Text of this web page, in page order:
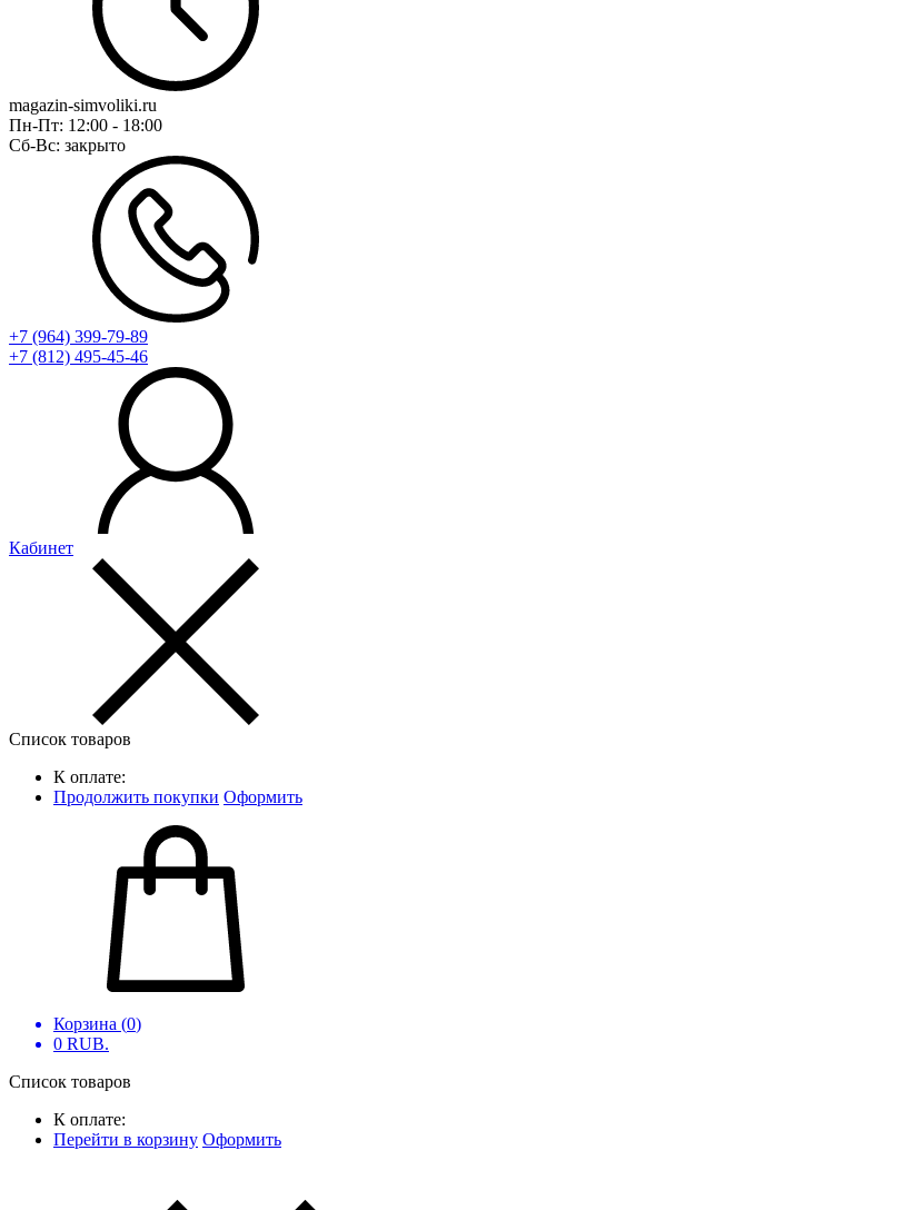
magazin-simvoliki.ru
Пн-Пт: 12:00 - 18:00
Сб-Вс: закрыто
+7 (964) 399-79-89
+7 (812) 495-45-46
Кабинет
Список товаров
К оплате:
Продолжить покупки Оформить
Корзина (0)
0 RUB.
Список товаров
К оплате:
Перейти в корзину Оформить